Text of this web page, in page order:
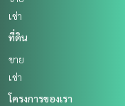
เช่า
ที่ดิน
ขาย
เช่า
โครงการของเรา